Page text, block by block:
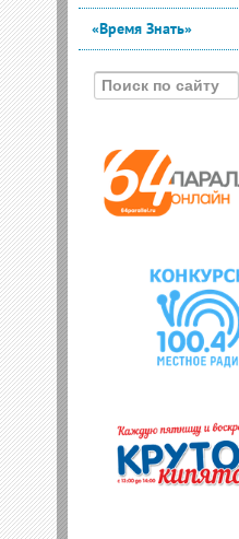
«Время Знать»